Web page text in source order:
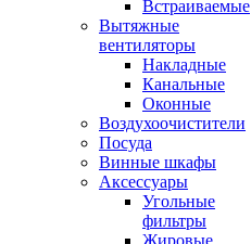
Встраиваемые
Вытяжные
вентиляторы
Накладные
Канальные
Оконные
Воздухоочистители
Посуда
Винные шкафы
Аксессуары
Угольные
фильтры
Жировые